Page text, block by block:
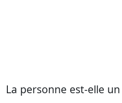
La personne est-elle